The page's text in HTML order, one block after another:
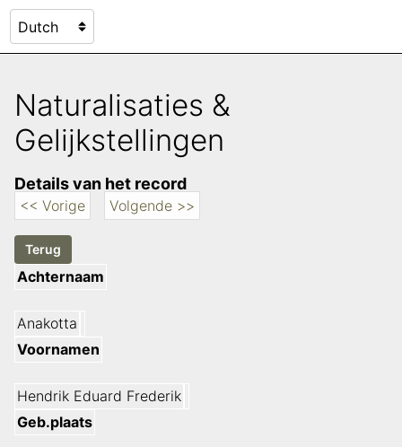
Naturalisaties &
Gelijkstellingen
Details van het record
<< Vorige Volgende >>
Achternaam
Anakotta
Voornamen
Hendrik Eduard Frederik
Geb.plaats